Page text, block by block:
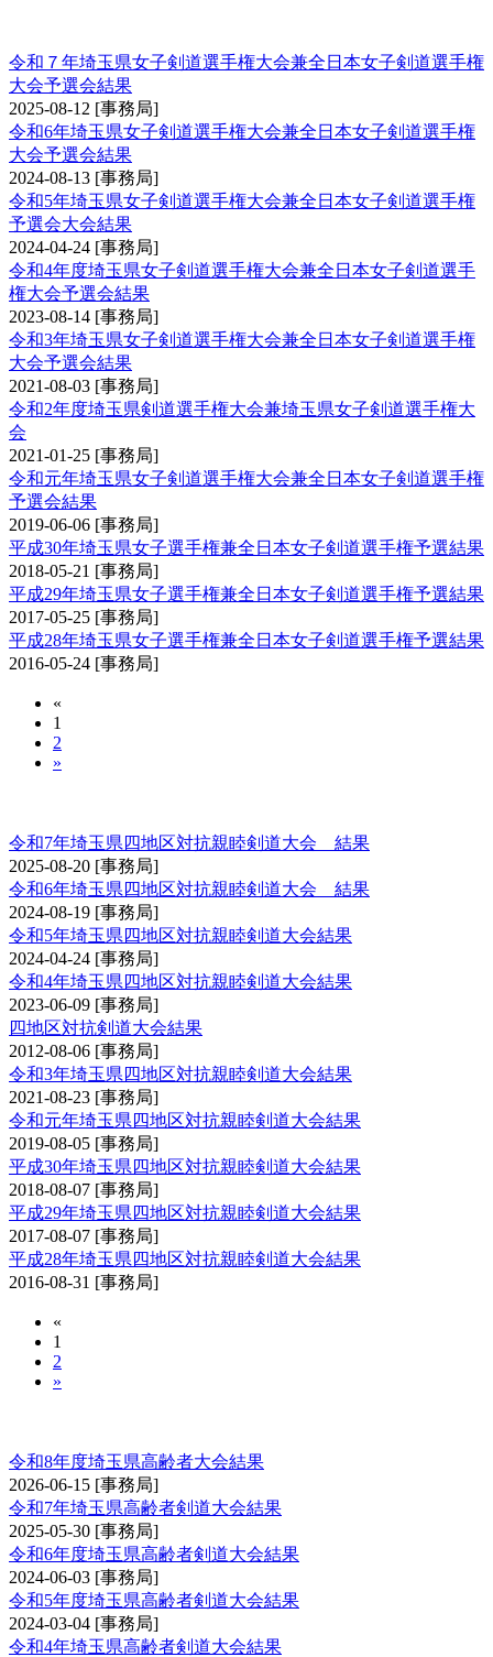
令和７年埼玉県女子剣道選手権大会兼全日本女子剣道選手権
大会予選会結果
2025-08-12 [事務局]
令和6年埼玉県女子剣道選手権大会兼全日本女子剣道選手権
大会予選会結果
2024-08-13 [事務局]
令和5年埼玉県女子剣道選手権大会兼全日本女子剣道選手権
予選会大会結果
2024-04-24 [事務局]
令和4年度埼玉県女子剣道選手権大会兼全日本女子剣道選手
権大会予選会結果
2023-08-14 [事務局]
令和3年埼玉県女子剣道選手権大会兼全日本女子剣道選手権
大会予選会結果
2021-08-03 [事務局]
令和2年度埼玉県剣道選手権大会兼埼玉県女子剣道選手権大
会
2021-01-25 [事務局]
令和元年埼玉県女子剣道選手権大会兼全日本女子剣道選手権
予選会結果
2019-06-06 [事務局]
平成30年埼玉県女子選手権兼全日本女子剣道選手権予選結果
2018-05-21 [事務局]
平成29年埼玉県女子選手権兼全日本女子剣道選手権予選結果
2017-05-25 [事務局]
平成28年埼玉県女子選手権兼全日本女子剣道選手権予選結果
2016-05-24 [事務局]
«
1
2
»
令和7年埼玉県四地区対抗親睦剣道大会 結果
2025-08-20 [事務局]
令和6年埼玉県四地区対抗親睦剣道大会 結果
2024-08-19 [事務局]
令和5年埼玉県四地区対抗親睦剣道大会結果
2024-04-24 [事務局]
令和4年埼玉県四地区対抗親睦剣道大会結果
2023-06-09 [事務局]
四地区対抗剣道大会結果
2012-08-06 [事務局]
令和3年埼玉県四地区対抗親睦剣道大会結果
2021-08-23 [事務局]
令和元年埼玉県四地区対抗親睦剣道大会結果
2019-08-05 [事務局]
平成30年埼玉県四地区対抗親睦剣道大会結果
2018-08-07 [事務局]
平成29年埼玉県四地区対抗親睦剣道大会結果
2017-08-07 [事務局]
平成28年埼玉県四地区対抗親睦剣道大会結果
2016-08-31 [事務局]
«
1
2
»
令和8年度埼玉県高齢者大会結果
2026-06-15 [事務局]
令和7年埼玉県高齢者剣道大会結果
2025-05-30 [事務局]
令和6年度埼玉県高齢者剣道大会結果
2024-06-03 [事務局]
令和5年度埼玉県高齢者剣道大会結果
2024-03-04 [事務局]
令和4年埼玉県高齢者剣道大会結果